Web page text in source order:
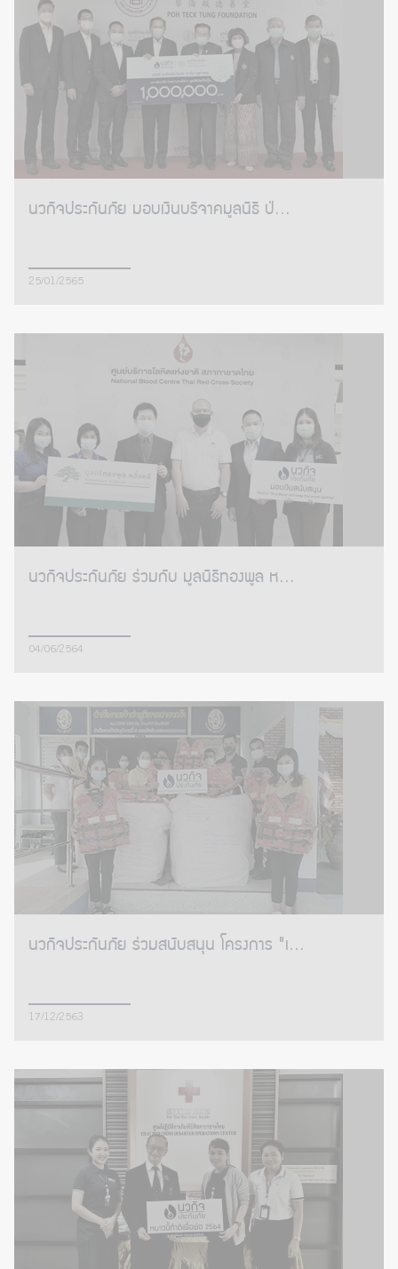
นวกิจประกันภัย มอบเงินบริจาคมูลนิธิ ป่...
25/01/2565
นวกิจประกันภัย ร่วมกับ มูลนิธิทองพูล ห...
04/06/2564
นวกิจประกันภัย ร่วมสนับสนุน โครงการ "เ...
17/12/2563